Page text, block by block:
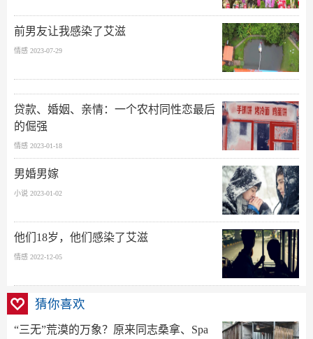
前男友让我感染了艾滋
情感 2023-07-29
贷款、婚姻、亲情：一个农村同性恋最后
的倔强
情感 2023-01-18
男婚男嫁
小说 2023-01-02
他们18岁，他们感染了艾滋
情感 2022-12-05
猜你喜欢
“三无”荒漠的万象？原来同志桑拿、Spa